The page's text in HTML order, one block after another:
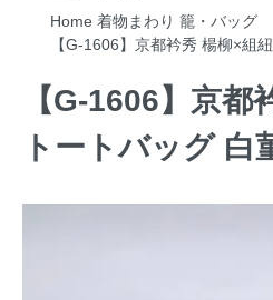
Home 着物まわり 籠・バッグ
【G-1606】京都衿秀 楊柳×組
【G-1606】京都
トートバッグ 白